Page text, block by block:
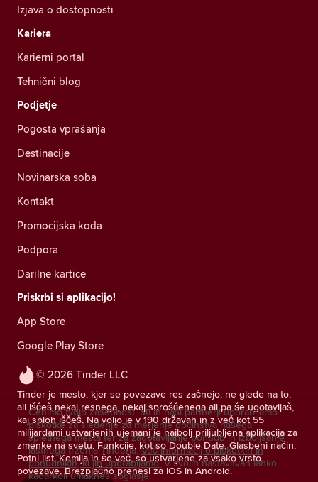
© 2026 Tinder LLC
Tinder je mesto, kjer se povezave res začnejo, ne glede na to,
ali iščeš nekaj resnega, nekaj sproščenega ali pa še ugotavljaš,
kaj sploh iščeš. Na voljo je v 190 državah in z več kot 55
milijardami ustvarjenih ujemanj je najbolj priljubljena aplikacija za
zmenke na svetu. Funkcije, kot so Double Date, Glasbeni način,
Potni list, Kemija in še več, so ustvarjene za vsako vrsto
povezave. Brezplačno prenesi za iOS in Android.
Izjava o dostopnosti
Kariera
Karierni portal
Tehnični blog
Podjetje
Pogosta vprašanja
Destinacije
Novinarska soba
Kontakt
Promocijska koda
Podpora
Darilne kartice
Priskrbi si aplikacijo!
App Store
Google Play Store
Cenimo tvojo zasebnost. Mi in naši partnerji uporabljamo
piškotke za sledenje za merjenje občinstva našega
spletnega mesta ter za zagotavljanje ponudb in izboljšanje
lastnega trženja Tinderja. Več informacij o piškotkih in
ponudnikih, ki jih uporabljamo. V svojih nastavitvah lahko
kadarkoli umakneš soglasje.